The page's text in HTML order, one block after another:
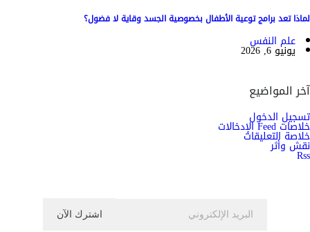
لماذا تعد برامج توعية الأطفال بخصوصية الجسد وقاية لا فضول؟
علم النفس
يونيو 6, 2026
آخر المواضيع
تسجيل الدخول
خلاصات Feed الإدخالات
خلاصة التعليقات
نقش وأثر
Rss